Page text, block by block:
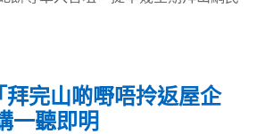
拜完山啲嘢唔拎返屋企
一聽即明